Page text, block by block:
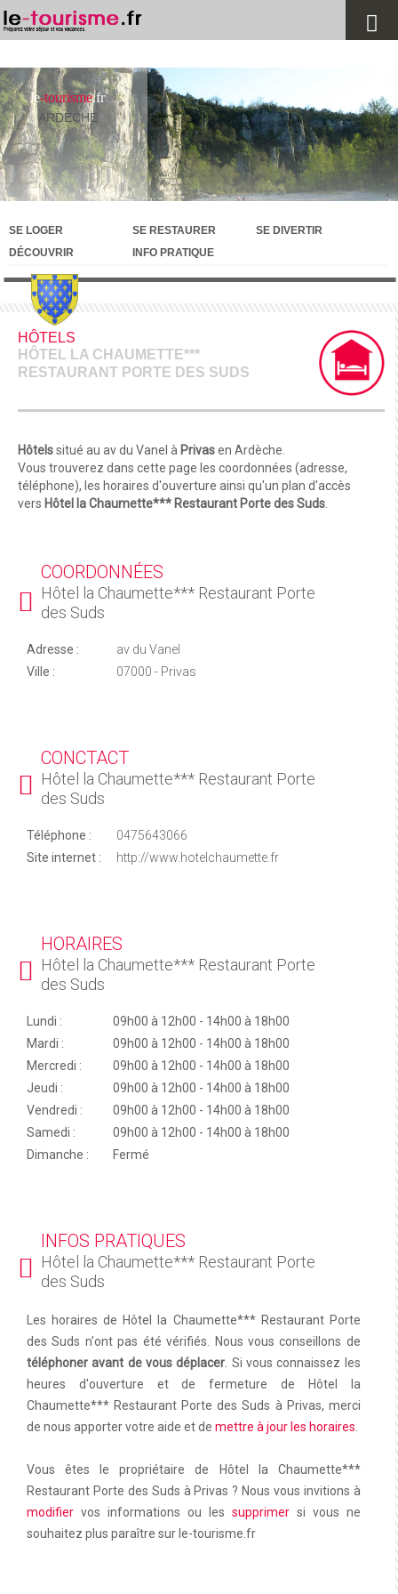
le-tourisme.fr
ARDÈCHE
SE LOGER SE RESTAURER
SE DIVERTIR
DÉCOUVRIR
INFO PRATIQUE
HÔTELS
HÔTEL LA CHAUMETTE***
RESTAURANT PORTE DES SUDS
Hôtelssitué au av du Vanel à Privasen Ardèche.
Vous trouverez dans cette page les coordonnées (adresse,
téléphone), les horaires d'ouverture ainsi qu'un plan d'accès
vers Hôtel la Chaumette*** Restaurant Porte des Suds.
COORDONNÉES
Hôtel la Chaumette*** Restaurant Porte
des Suds
Adresse :
av du Vanel
Ville :
07000 - Privas
CONCTACT
Hôtel la Chaumette*** Restaurant Porte
des Suds
Téléphone :
0475643066
Site internet :
http://www.hotelchaumette.fr
HORAIRES
Hôtel la Chaumette*** Restaurant Porte
des Suds
Lundi :
09h00 à 12h00 - 14h00 à 18h00
Mardi :
09h00 à 12h00 - 14h00 à 18h00
Mercredi :
09h00 à 12h00 - 14h00 à 18h00
Jeudi :
09h00 à 12h00 - 14h00 à 18h00
Vendredi :
09h00 à 12h00 - 14h00 à 18h00
Samedi :
09h00 à 12h00 - 14h00 à 18h00
Dimanche :
Fermé
INFOS PRATIQUES
Hôtel la Chaumette*** Restaurant Porte
des Suds
Les horaires de Hôtel la Chaumette*** Restaurant Porte
des Suds n'ont pas été vérifiés. Nous vous conseillons de
téléphoner avant de vous déplacer. Si vous connaissez les
heures d'ouverture et de fermeture de Hôtel la
Chaumette*** Restaurant Porte des Suds à Privas, merci
de nous apporter votre aide et de mettre à jour les horaires.
Vous êtes le propriétaire de Hôtel la Chaumette***
Restaurant Porte des Suds à Privas ? Nous vous invitions à
modifier vos informations ou les supprimersi vous ne
souhaitez plus paraître sur le-tourisme.fr